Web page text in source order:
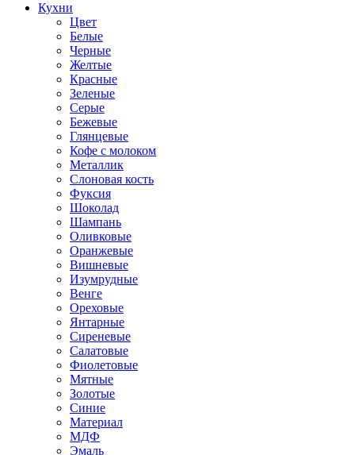
Кухни
Цвет
Белые
Черные
Желтые
Красные
Зеленые
Серые
Бежевые
Глянцевые
Кофе с молоком
Металлик
Слоновая кость
Фуксия
Шоколад
Шампань
Оливковые
Оранжевые
Вишневые
Изумрудные
Венге
Ореховые
Янтарные
Сиреневые
Салатовые
Фиолетовые
Мятные
Золотые
Синие
Материал
МДФ
Эмаль